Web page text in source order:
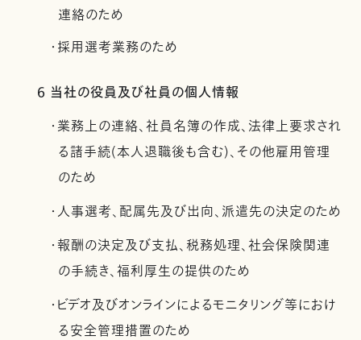
連絡のため
・採用選考業務のため
6 当社の役員及び社員の個人情報
・業務上の連絡、社員名簿の作成、法律上要求され
る諸手続(本人退職後も含む)、その他雇用管理
のため
・人事選考、配属先及び出向、派遣先の決定のため
・報酬の決定及び支払、税務処理、社会保険関連
の手続き、福利厚生の提供のため
・ビデオ及びオンラインによるモニタリング等におけ
る安全管理措置のため